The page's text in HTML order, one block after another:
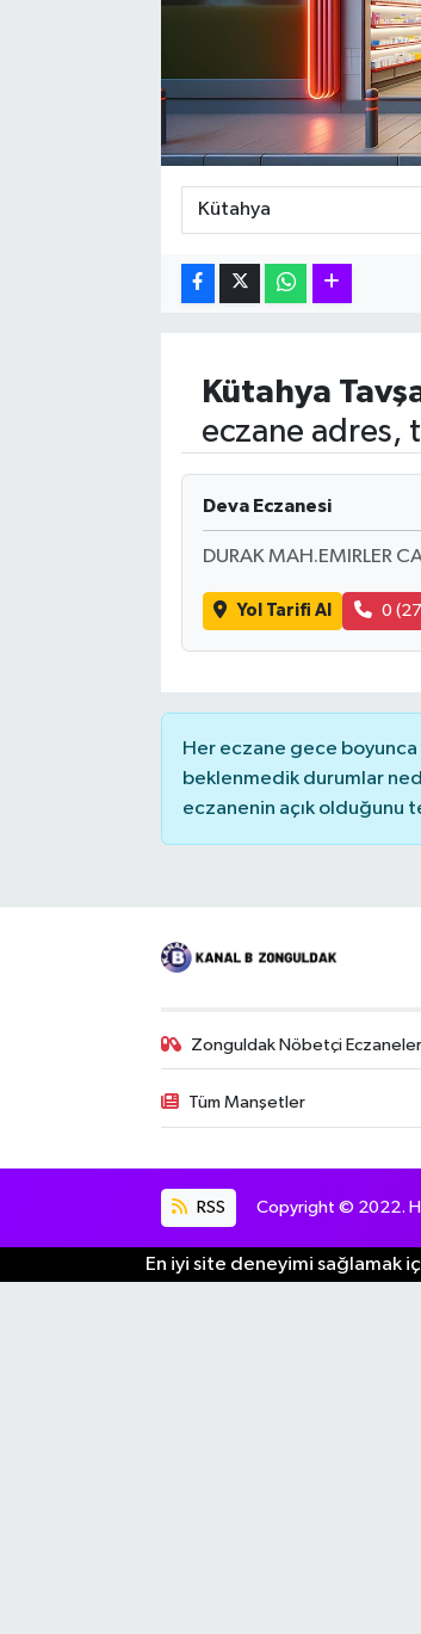
Kütahya
eczane adres,
Deva Eczanesi
DURAK MAH.EMIRLER
Yol Tarifi Al 0
Her eczane gece boyunca
beklenmedik durumlar
eczanenin açık olduğunu
Zonguldak Nöbetçi Eczaneler
Tüm Manşetler
RSS Copyright © 2022.
En iyi site deneyimi sağlamak